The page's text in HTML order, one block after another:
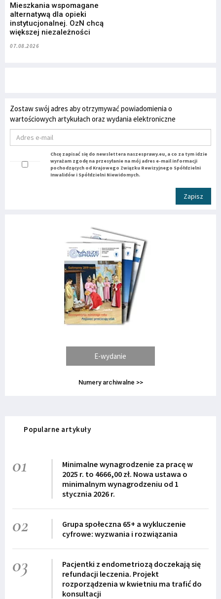
Mieszkania wspomagane
alternatywą dla opieki
instytucjonalnej. OzN chcą
większej niezależności
07.08.2026
Zostaw swój adres aby otrzymywać powiadomienia o
wartościowych artykułach oraz wydania elektroniczne
Chcę zapisać się do newslettera naszesprawy.eu, a co za tym idzie
wyrażam zgodę na przesyłanie na mój adres e-mail informacji
pochodzących od Krajowego Związku Rewizyjnego Spółdzielni
Inwalidów i Spółdzielni Niewidomych.
Zapisz
E-wydanie
Numery archiwalne >>
Popularne artykuły
01
Minimalne wynagrodzenie za pracę w
2025 r. to 4666,00 zł. Nowa ustawa o
minimalnym wynagrodzeniu od 1
stycznia 2026 r.
02
Grupa społeczna 65+ a wykluczenie
cyfrowe: wyzwania i rozwiązania
03
Pacjentki z endometriozą doczekają się
refundacji leczenia. Projekt
rozporządzenia w kwietniu ma trafić do
konsultacji